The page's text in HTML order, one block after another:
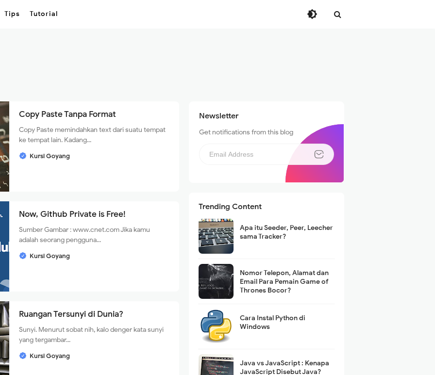
Tips Tutorial
Copy Paste Tanpa Format
Copy Paste memindahkan text dari suatu tempat
ke tempat lain. Kadang...
Kursi Goyang
Now, Github Private is Free!
Sumber Gambar : www.cnet.com Jika kamu
adalah seorang pengguna...
Kursi Goyang
Ruangan Tersunyi di Dunia?
Sunyi. Menurut sobat nih, kalo denger kata sunyi
yang tergambar...
Kursi Goyang
Newsletter
Get notifications from this blog
t
e
r
Trending Content
Apa itu Seeder, Peer, Leecher
sama Tracker?
Nomor Telepon, Alamat dan
Email Para Pemain Game of
Thrones Bocor?
Cara Instal Python di
Windows
Java vs JavaScript : Kenapa
JavaScript Disebut Java?